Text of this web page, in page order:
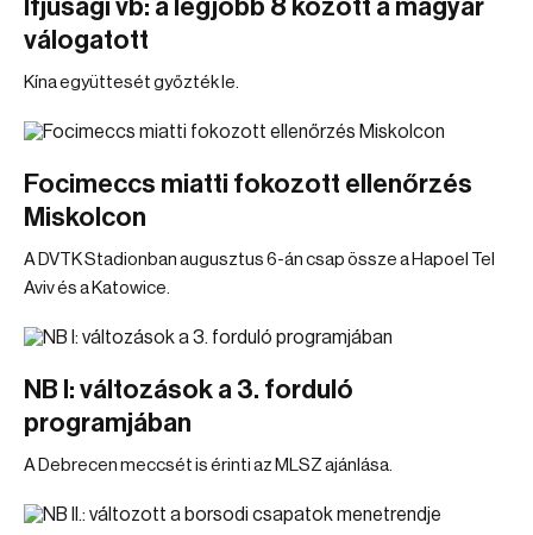
Ifjúsági vb: a legjobb 8 között a magyar
válogatott
Kína együttesét győzték le.
Focimeccs miatti fokozott ellenőrzés
Miskolcon
A DVTK Stadionban augusztus 6-án csap össze a Hapoel Tel
Aviv és a Katowice.
NB I: változások a 3. forduló
programjában
A Debrecen meccsét is érinti az MLSZ ajánlása.